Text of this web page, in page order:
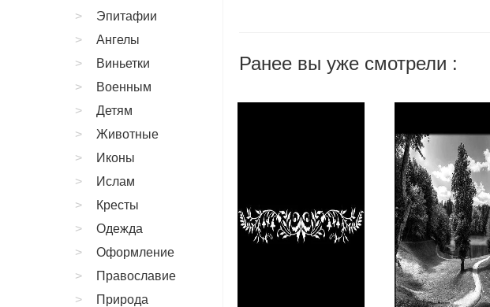
Ранее вы уже смотрели :
Эпитафии
Ангелы
Виньетки
Военным
Детям
Животные
Иконы
Ислам
Кресты
Одежда
Оформление
Православие
Природа